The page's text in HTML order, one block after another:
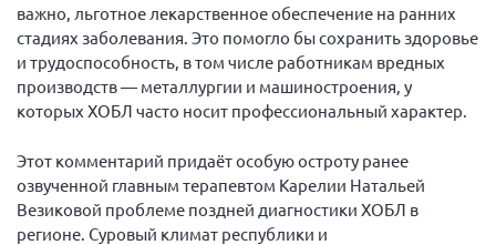
Публичные отчеты
Исследования, аналитика, мнения
Всероссийская онлайн конференция
"Рассеянный склероз. XX лет работы
ОООИБРС" (25-29.08.2020)
Всероссийская конференция-тренинг
"Рассеянный склероз: новые реалии" (26-
29.05.2022)
важно, льготное лекарственное обеспечение на ранних
стадиях заболевания. Это помогло бы сохранить здоровье
и трудоспособность, в том числе работникам вредных
производств — металлургии и машиностроения, у
которых ХОБЛ часто носит профессиональный характер.
Этот комментарий придаёт особую остроту ранее
озвученной главным терапевтом Карелии Натальей
Везиковой проблеме поздней диагностики ХОБЛ в
регионе. Суровый климат республики и